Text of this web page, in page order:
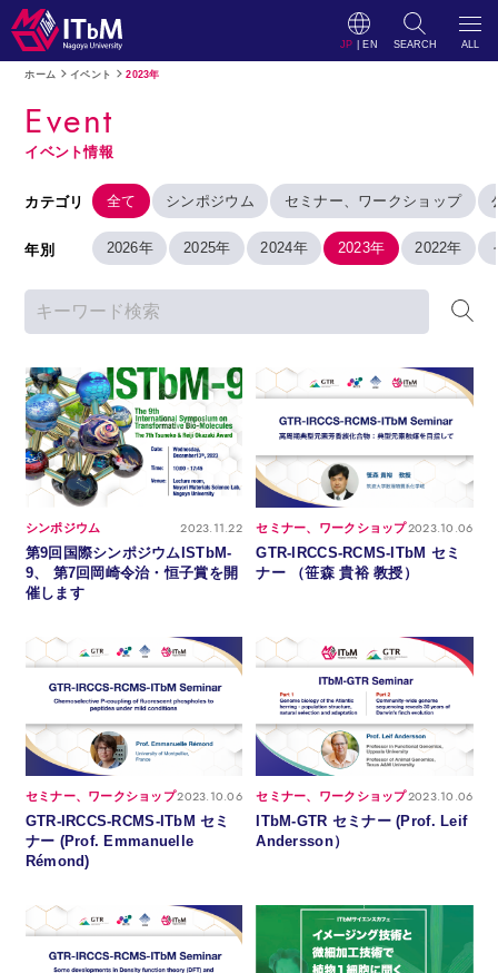
JP EN SEARCH ALL
ホーム イベント 2023年
Event
イベント情報
カテゴリ 全て シンポジウム セミナー、ワークショップ
年別 2026年 2025年 2024年 2023年 2022年
2023.11.22
シンポジウム
第9回国際シンポジウムISTbM-
9、 第7回岡崎令治・恒子賞を開
催します
2023.10.06
セミナー、ワークショップ
GTR-IRCCS-RCMS-ITbM セミ
ナー （笹森 貴裕 教授）
2023.10.06
セミナー、ワークショップ
GTR-IRCCS-RCMS-ITbM セミ
ナー (Prof. Emmanuelle
Rémond)
2023.10.06
セミナー、ワークショップ
ITbM-GTR セミナー (Prof. Leif
Andersson）